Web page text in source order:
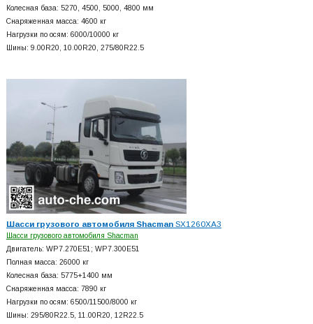
Колесная база: 5270, 4500, 5000, 4800 мм
Снаряженная масса: 4600 кг
Нагрузки по осям: 6000/10000 кг
Шины: 9.00R20, 10.00R20, 275/80R22.5
Шасси грузового автомобиля ShacmanSX1260XA3
Шасси грузового автомобиля Shacman
Двигатель: WP7.270E51; WP7.300E51
Полная масса: 26000 кг
Колесная база: 5775+1400 мм
Снаряженная масса: 7890 кг
Нагрузки по осям: 6500/11500/8000 кг
Шины: 295/80R22.5, 11.00R20, 12R22.5